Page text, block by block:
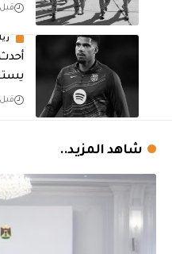
شاهد المزيد..